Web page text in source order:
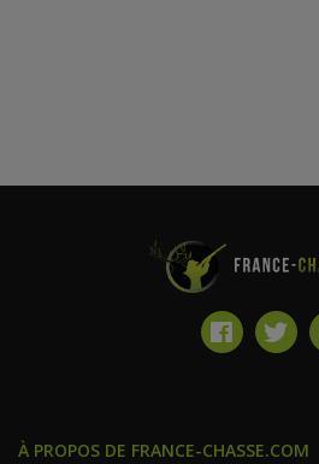
À PROPOS DE FRANCE-CHASSE.COM